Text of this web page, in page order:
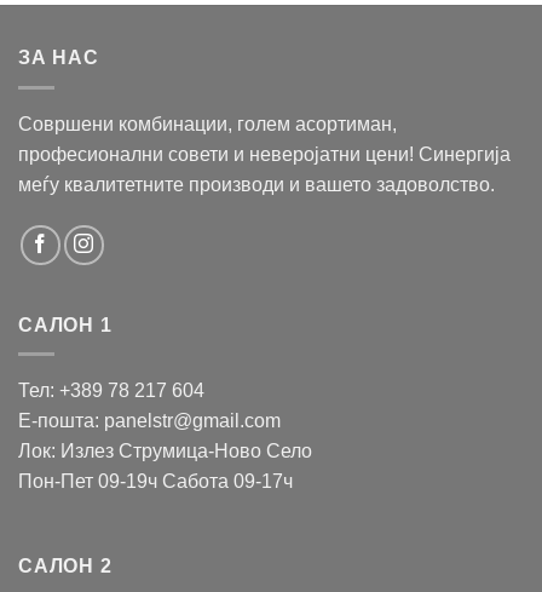
ЗА НАС
Совршени комбинации, голем асортиман,
професионални совети и неверојатни цени! Синергија
меѓу квалитетните производи и вашето задоволство.
САЛОН 1
Тел: +389 78 217 604
Е-пошта: panelstr@gmail.com
Лок: Излез Струмица-Ново Село
Пон-Пет 09-19ч Сабота 09-17ч
САЛОН 2